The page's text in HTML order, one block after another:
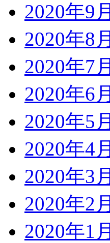
2020年9月
2020年8月
2020年7月
2020年6月
2020年5月
2020年4月
2020年3月
2020年2月
2020年1月